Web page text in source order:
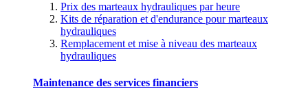
Prix des marteaux hydrauliques par heure
Kits de réparation et d'endurance pour marteaux
hydrauliques
Remplacement et mise à niveau des marteaux
hydrauliques
Maintenance des services financiers